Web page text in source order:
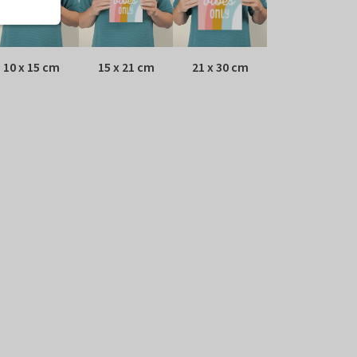
10 x 15 cm 15 x 21 cm 21 x 30 cm